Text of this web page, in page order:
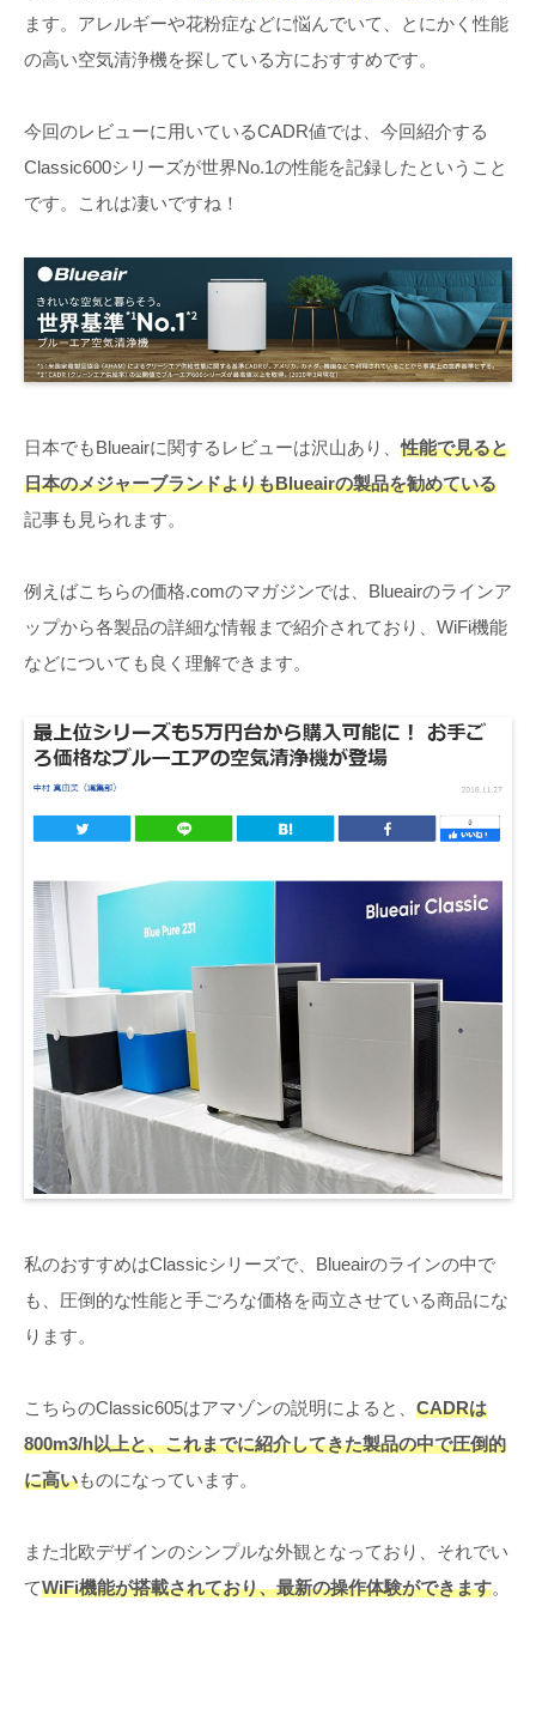
ます。アレルギーや花粉症などに悩んでいて、とにかく性能
の高い空気清浄機を探している方におすすめです。
今回のレビューに用いているCADR値では、今回紹介する
Classic600シリーズが世界No.1の性能を記録したということ
です。これは凄いですね！
日本でもBlueairに関するレビューは沢山あり、性能で見ると
日本のメジャーブランドよりもBlueairの製品を勧めている
記事も見られます。
例えばこちらの価格.comのマガジンでは、Blueairのラインア
ップから各製品の詳細な情報まで紹介されており、WiFi機能
などについても良く理解できます。
私のおすすめはClassicシリーズで、Blueairのラインの中で
も、圧倒的な性能と手ごろな価格を両立させている商品にな
ります。
こちらのClassic605はアマゾンの説明によると、 CADRは
800m3/h以上と、これまでに紹介してきた製品の中で圧倒的
に高いものになっています。
また北欧デザインのシンプルな外観となっており、それでい
てWiFi機能が搭載されており、最新の操作体験ができます。